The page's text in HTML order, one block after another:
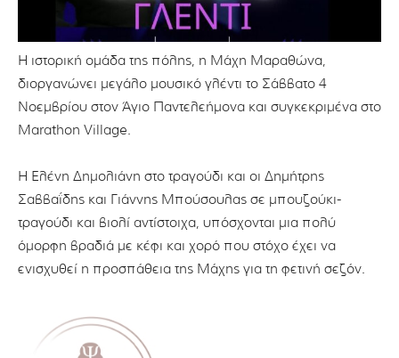
Η ιστορική ομάδα της πόλης, η Μάχη Μαραθώνα,
διοργανώνει μεγάλο μουσικό γλέντι το Σάββατο 4
Νοεμβρίου στον Άγιο Παντελεήμονα και συγκεκριμένα στο
Marathon Village.
Η Ελένη Δημολιάνη στο τραγούδι και οι Δημήτρης
Σαββαΐδης και Γιάννης Μπούσουλας σε μπουζούκι-
τραγούδι και βιολί αντίστοιχα, υπόσχονται μια πολύ
όμορφη βραδιά με κέφι και χορό που στόχο έχει να
ενισχυθεί η προσπάθεια της Μάχης για τη φετινή σεζόν.